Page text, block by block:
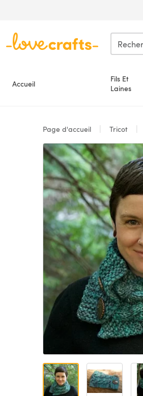
Accueil
Fils Et
Laines
Page d'accueil Tricot